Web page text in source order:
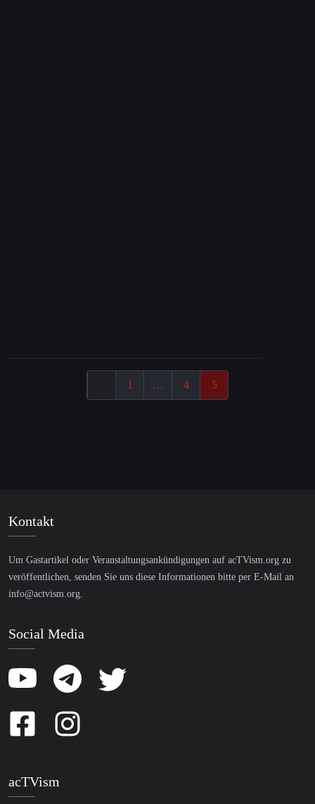
1 … 4 5
Kontakt
Um Gastartikel oder Veranstaltungsankündigungen auf acTVism.org zu
veröffentlichen, senden Sie uns diese Informationen bitte per E-Mail an
info@actvism.org
Social Media
acTVism